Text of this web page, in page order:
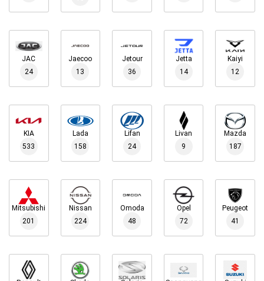
JAC
24
Jaecoo
13
Jetour
36
Jetta
14
Kaiyi
12
KIA
533
Lada
158
Lifan
24
Livan
9
Mazda
187
Mitsubishi
201
Nissan
224
Omoda
48
Opel
72
Peugeot
41